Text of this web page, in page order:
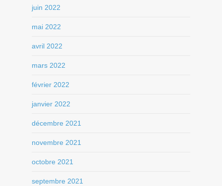
juin 2022
mai 2022
avril 2022
mars 2022
février 2022
janvier 2022
décembre 2021
novembre 2021
octobre 2021
septembre 2021